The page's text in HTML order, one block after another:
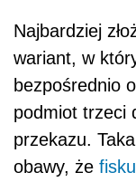
Najbardziej
wariant, w
bezpośrednio
podmiot trzeci
przekazu.
obawy, że